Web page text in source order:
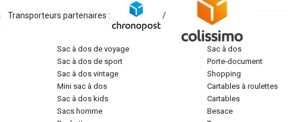
Transporteurs partenaires :
/
sac à dos de voyage
sac à dos de sport
sac à dos vintage
mini sac à dos
sac à dos kids
sacs homme
sac à dos
porte-document
shopping
cartables à roulettes
cartables
besace